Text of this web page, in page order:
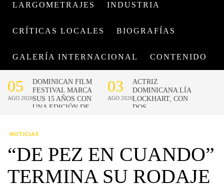
LARGOMETRAJES INDUSTRIA
CRÍTICAS LOCALES BIOGRAFÍAS
GALERÍA INTERNACIONAL CONTENIDO
NOTICIAS
“DE PEZ EN CUANDO”
TERMINA SU RODAJE